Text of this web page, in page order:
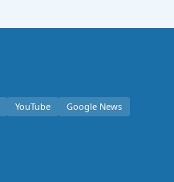
YouTube Google News